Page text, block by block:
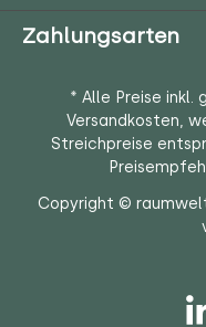
Zahlungsarten
* Alle Preise inkl.
Versandkosten,
Streichpreise
Copyright ©